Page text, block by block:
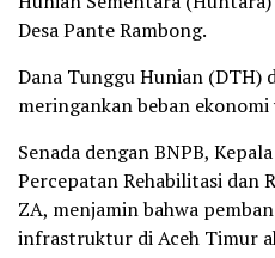
Desa Pante Rambong.
Dana Tunggu Hunian (DTH)
meringankan beban
Senada dengan BNPB,
Percepatan Rehabilitasi dan
ZA, menjamin bahwa
infrastruktur di Aceh Timur